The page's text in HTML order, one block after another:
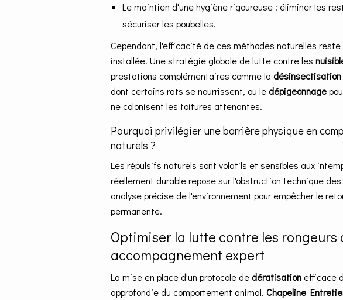
Le maintien d'une hygiène rigoureuse : éliminer les
sécuriser les poubelles.
Cependant, l'efficacité de ces méthodes naturelles
installée. Une stratégie globale de lutte contre les
prestations complémentaires comme la désinsectisation
dont certains rats se nourrissent, ou ledépigeonnage
ne colonisent les toitures attenantes.
Pourquoi privilégier une barrière physique en
naturels ?
Les répulsifs naturels sont volatils et sensibles aux
réellement durable repose sur l'obstruction technique
analyse précise de l'environnement pour empêcher le
permanente.
Optimiser la lutte contre les rongeurs
accompagnement expert
La mise en place d'un protocole dedératisation efficace
approfondie du comportement animal. Chapeline